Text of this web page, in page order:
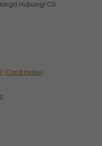
Hubungi CS
(Card Index)